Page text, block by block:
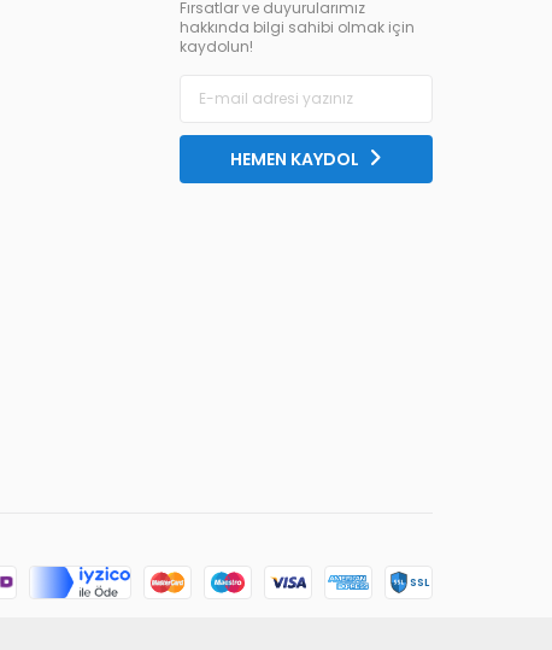
Fırsatlar ve duyurularımız
hakkında bilgi sahibi olmak için
kaydolun!
HEMEN KAYDOL